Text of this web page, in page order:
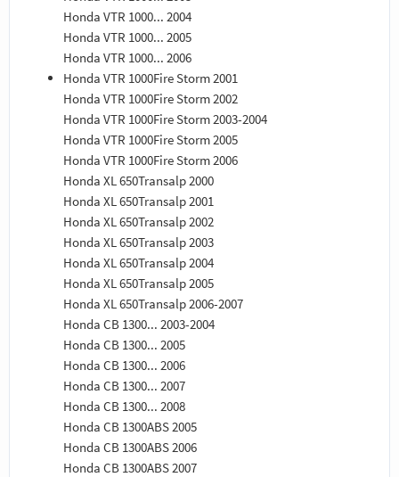
Honda VTR 1000... 2004
Honda VTR 1000... 2005
Honda VTR 1000... 2006
Honda VTR 1000Fire Storm 2001
Honda VTR 1000Fire Storm 2002
Honda VTR 1000Fire Storm 2003-2004
Honda VTR 1000Fire Storm 2005
Honda VTR 1000Fire Storm 2006
Honda XL 650Transalp 2000
Honda XL 650Transalp 2001
Honda XL 650Transalp 2002
Honda XL 650Transalp 2003
Honda XL 650Transalp 2004
Honda XL 650Transalp 2005
Honda XL 650Transalp 2006-2007
Honda CB 1300... 2003-2004
Honda CB 1300... 2005
Honda CB 1300... 2006
Honda CB 1300... 2007
Honda CB 1300... 2008
Honda CB 1300ABS 2005
Honda CB 1300ABS 2006
Honda CB 1300ABS 2007